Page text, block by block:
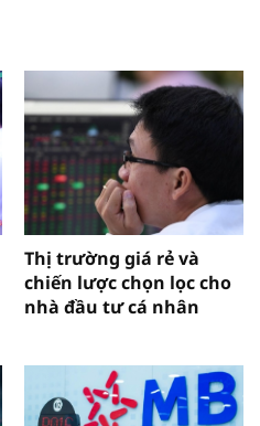
Thị trường giá rẻ và
chiến lược chọn lọc cho
nhà đầu tư cá nhân